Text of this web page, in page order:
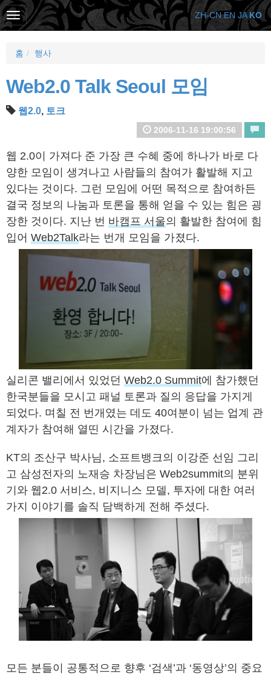
홈 행사
Web2.0 Talk Seoul 모임
웹2.0, 토크
2006-11-16 19:00:56
웹 2.0이 가져다 준 가장 큰 수혜 중에 하나가 바로 다
양한 모임이 생겨나고 사람들의 참여가 활발해 지고
있다는 것이다. 그런 모임에 어떤 목적으로 참여하든
결국 정보의 나눔과 토론을 통해 얻을 수 있는 힘은 굉
장한 것이다. 지난 번 바캠프 서울의 활발한 참여에 힘
입어 Web2Talk라는 번개 모임을 가졌다.
실리콘 밸리에서 있었던 Web2.0 Summit에 참가했던
한국분들을 모시고 패널 토론과 질의 응답을 가지게
되었다. 며칠 전 번개였는 데도 40여분이 넘는 업계 관
계자가 참여해 열띤 시간을 가졌다.
KT의 조산구 박사님, 소프트뱅크의 이강준 선임 그리
고 삼성전자의 노재승 차장님은 Web2summit의 분위
기와 웹2.0 서비스, 비지니스 모델, 투자에 대한 여러
가지 이야기를 솔직 담백하게 전해 주셨다.
모든 분들이 공통적으로 향후 ‘검색’과 ‘동영상’의 중요
ZH-CN EN JA KO